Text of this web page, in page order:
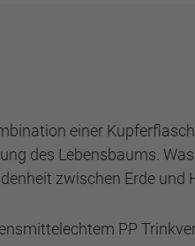
einer
des Lebensbaums.
zwischen Erde und
PP